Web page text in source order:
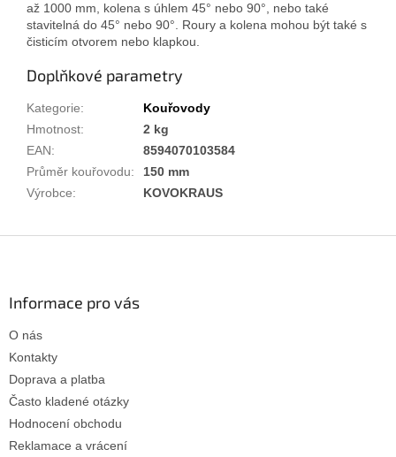
až 1000 mm, kolena s úhlem 45° nebo 90°, nebo také
stavitelná do 45° nebo 90°. Roury a kolena mohou být také s
čisticím otvorem nebo klapkou.
Doplňkové parametry
Kategorie:
Kouřovody
Hmotnost:
2 kg
EAN:
8594070103584
Průměr kouřovodu:
150 mm
Výrobce: KOVOKRAUS
Informace pro vás
O nás
Kontakty
Doprava a platba
Často kladené otázky
Hodnocení obchodu
Reklamace a vrácení